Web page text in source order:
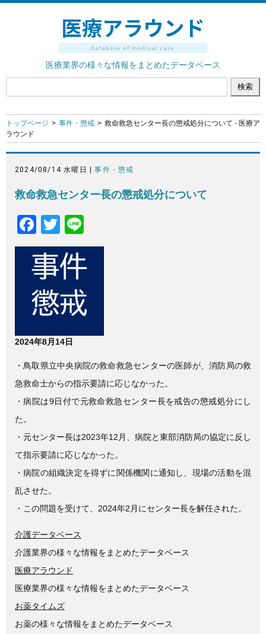
医療業界の様々な情報をまとめたデータベース
トップページ 事件・懲戒
救命救急センター長の懲戒処分について - 医療ア
ラウンド
2024/08/14 水曜日 |事件・懲戒
救命救急センター長の懲戒処分について
F
a
c
e
b
o
o
k
T
wi
tt
er
n
e
2024年8月14日
・鳥取県立中央病院の救命救急センターの医師が、消防局の救
急救命士からの指示要請に応じなかった。
・病院は9日付で元救命救急センター長を戒告の懲戒処分にし
た。
・元センター長は2023年12月、病院と東部消防局の協定に反し
て指示要請に応じなかった。
・病院の組織決定を得ずに関係機関に通知し、現場の活動を混
乱させた。
・この問題を受けて、2024年2月にセンター長を解任された。
介護データベース
介護業界の様々な情報をまとめたデータベース
医療アラウンド
医療業界の様々な情報をまとめたデータベース
お薬タイムズ
お薬の様々な情報をまとめたデータベース